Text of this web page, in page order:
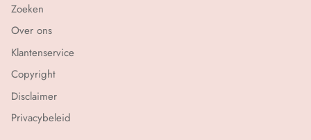
Zoeken
Over ons
Klantenservice
Copyright
Disclaimer
Privacybeleid